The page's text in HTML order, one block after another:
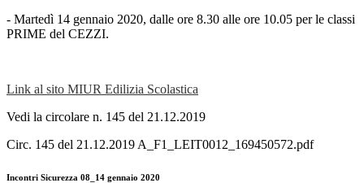
- Martedì 14 gennaio 2020, dalle ore 8.30 alle ore 10.05 per le classi
PRIME del CEZZI.
Link al sito MIUR Edilizia Scolastica
Vedi la circolare n. 145 del 21.12.2019
Circ. 145 del 21.12.2019 A_F1_LEIT0012_169450572.pdf
Incontri Sicurezza 08_14 gennaio 2020